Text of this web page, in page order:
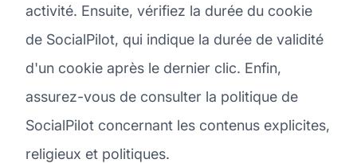
activité. Ensuite, vérifiez la durée du cookie
de SocialPilot, qui indique la durée de validité
d'un cookie après le dernier clic. Enfin,
assurez-vous de consulter la politique de
SocialPilot concernant les contenus explicites,
religieux et politiques.